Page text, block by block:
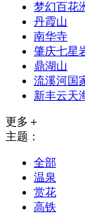
梦幻百花
丹霞山
南华寺
肇庆七星
鼎湖山
流溪河国
新丰云天
更多＋
主题：
全部
温泉
赏花
高铁